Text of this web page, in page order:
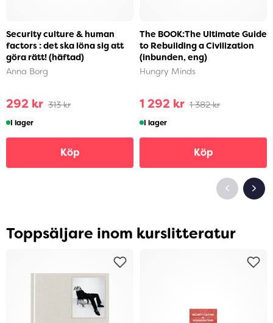
Security culture & human
factors : det ska löna sig att
göra rätt! (häftad)
Anna Borg
292 kr 313 kr
I lager
Köp
The BOOK:The Ultimate Guide
to Rebuilding a Civilization
(inbunden, eng)
Hungry Minds
1 292 kr 1 382 kr
I lager
Köp
Toppsäljare inom kurslitteratur